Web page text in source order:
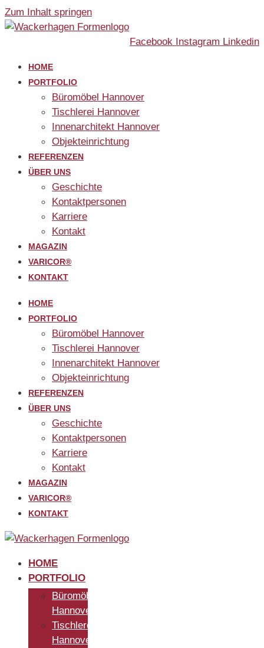
Zum Inhalt springen
Facebook Instagram Linkedin
HOME
PORTFOLIO
Büromöbel Hannover
Tischlerei Hannover
Innenarchitekt Hannover
Objekteinrichtung
REFERENZEN
ÜBER UNS
Geschichte
Kontaktpersonen
Karriere
Kontakt
MAGAZIN
VARICOR®
KONTAKT
HOME
PORTFOLIO
Büromöbel Hannover
Tischlerei Hannover
Innenarchitekt Hannover
Objekteinrichtung
REFERENZEN
ÜBER UNS
Geschichte
Kontaktpersonen
Karriere
Kontakt
MAGAZIN
VARICOR®
KONTAKT
HOME
PORTFOLIO
Büromöbel
Hannover
Tischlerei
Hannover